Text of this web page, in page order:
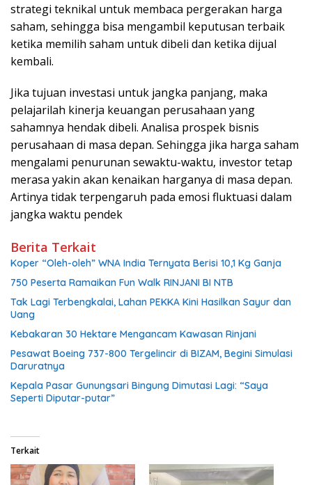
strategi teknikal untuk membaca pergerakan harga
saham, sehingga bisa mengambil keputusan terbaik
ketika memilih saham untuk dibeli dan ketika dijual
kembali.
Jika tujuan investasi untuk jangka panjang, maka
pelajarilah kinerja keuangan perusahaan yang
sahamnya hendak dibeli. Analisa prospek bisnis
perusahaan di masa depan. Sehingga jika harga saham
mengalami penurunan sewaktu-waktu, investor tetap
merasa yakin akan kenaikan harganya di masa depan.
Artinya tidak terpengaruh pada emosi fluktuasi dalam
jangka waktu pendek
Berita Terkait
Koper “Oleh-oleh” WNA India Ternyata Berisi 10,1 Kg Ganja
750 Peserta Ramaikan Fun Walk RINJANI BI NTB
Tak Lagi Terbengkalai, Lahan PEKKA Kini Hasilkan Sayur dan
Uang
Kebakaran 30 Hektare Mengancam Kawasan Rinjani
Pesawat Boeing 737-800 Tergelincir di BIZAM, Begini Simulasi
Daruratnya
Kepala Pasar Gunungsari Bingung Dimutasi Lagi: “Saya
Seperti Diputar-putar”
Terkait